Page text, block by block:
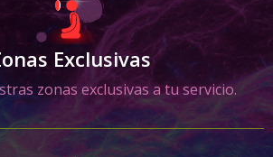
Exclusivas
zonas exclusivas a tu servicio.